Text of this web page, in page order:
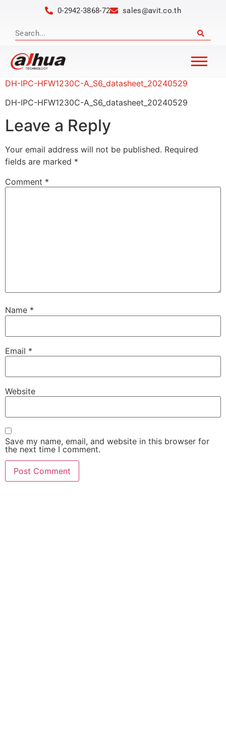
0-2942-3868-72 sales@avit.co.th
DH-IPC-HFW1230C-A_S6_datasheet_20240529
DH-IPC-HFW1230C-A_S6_datasheet_20240529
Leave a Reply
Your email address will not be published. Required
fields are marked *
Comment *
Name *
Email *
Website
Save my name, email, and website in this browser for
the next time I comment.